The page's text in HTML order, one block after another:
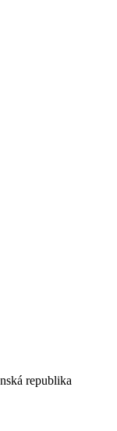
republika